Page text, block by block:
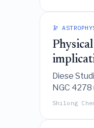
🔭
Diese
NGC
Shilong